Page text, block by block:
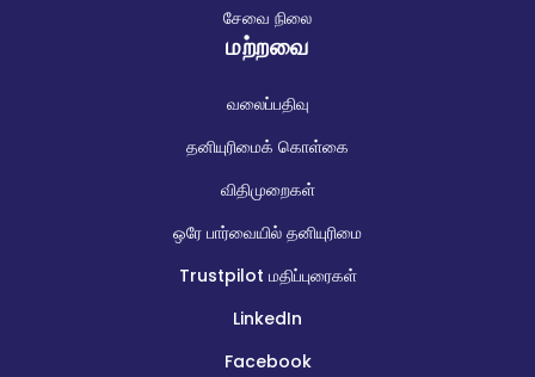
சேவை நிலை
மற்றவை
வலைப்பதிவு
தனியுரிமைக் கொள்கை
விதிமுறைகள்
ஒரே பார்வையில் தனியுரிமை
Trustpilot மதிப்புரைகள்
LinkedIn
Facebook